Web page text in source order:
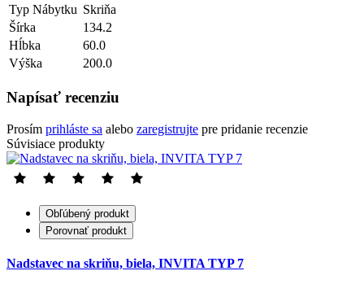
Typ Nábytku Skriňa
Šírka
134.2
Hĺbka
60.0
Výška
200.0
Napísať recenziu
Prosím prihláste sa alebo zaregistrujte pre pridanie recenzie
Súvisiace produkty
Obľúbený produkt
Porovnať produkt
Nadstavec na skriňu, biela, INVITA TYP 7